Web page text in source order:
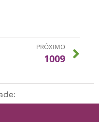
PRÓXIMO
1009